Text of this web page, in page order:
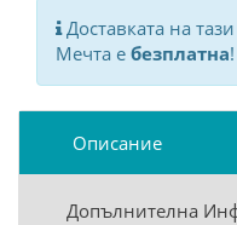
Доставката на
Мечта е безплатна!
Описание
Допълнителна